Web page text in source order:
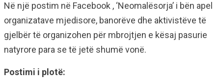
Në një postim në Facebook , ‘Neomalësorja’ i bën apel
organizatave mjedisore, banorëve dhe aktivistëve të
gjelbër të organizohen për mbrojtjen e kësaj pasurie
natyrore para se të jetë shumë vonë.
Postimi i plotë: